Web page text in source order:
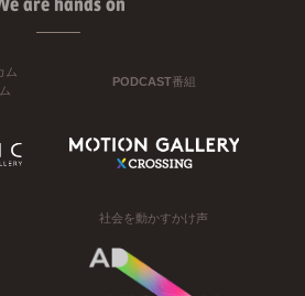
ム
PODCAST番組
社会を動かすかけ声